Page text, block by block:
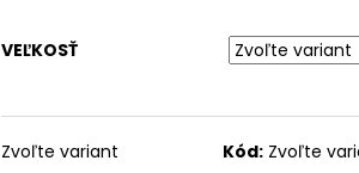
VEĽKOSŤ
Zvoľte variant Kód: Zvoľte